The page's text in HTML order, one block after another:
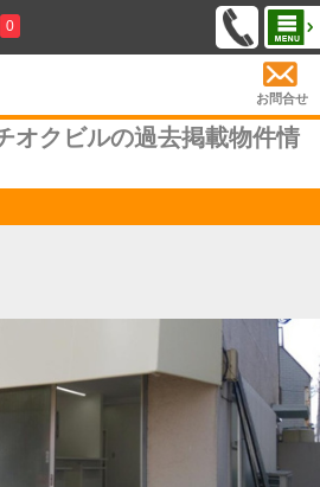
0
お問合せ
オクビルの過去掲載物件情